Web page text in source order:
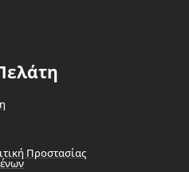
Προστασίας